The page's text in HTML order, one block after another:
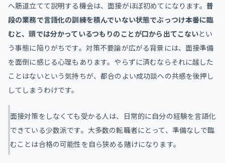
へ筋道立てて説明する機会は、面接がほぼ初めてになります。普
段の業務で言語化の訓練を積んでいない状態でぶっつけ本番に臨
むと、頭では分かっているつもりのことが口から出てこないとい
う事態に陥りがちです。対策不要論が広がる背景には、面接準備
を面倒に感じる心理もあります。やらずに済むならそれに越した
ことはないという気持ちが、都合のよい成功談への共感を後押し
してしまうわけです。
面接対策をしなくても受かる人は、日常的に自分の経験を言語化
できている少数派です。大多数の転職者にとって、準備なしで臨
むことは合格の可能性を自ら狭める賭けになります。